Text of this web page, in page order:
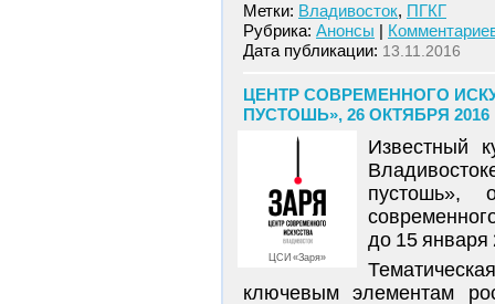
Метки: Владивосток, ПГКГ
Рубрика: Анонсы |
Дата публикации: 13.11.2016
ЦЕНТР СОВРЕМЕННОГО
ПУСТОШЬ», 26 ОКТЯБРЯ
ЦСИ «Заря»
Известный
пустошь»,
до 15 января
ключевым элементам